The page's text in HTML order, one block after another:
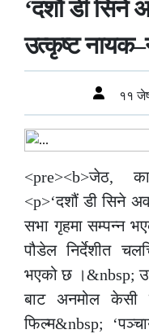
‘दशौं डी सिने
उत्कृष्ट
११
<pre><b>जेठ,
<p>‘दशौं डी सिने
सभा गृहमा सम्पन्न
पौडेल निर्देशीत
भएको छ ।&nbsp;
बाट अनमोल केसी
फिल्म&nbsp;